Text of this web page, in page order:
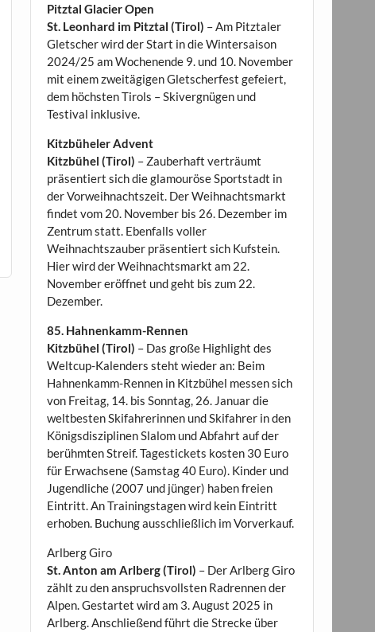
Pitztal Glacier Open
St. Leonhard im Pitztal (Tirol) – Am Pitztaler
Gletscher wird der Start in die Wintersaison
2024/25 am Wochenende 9. und 10. November
mit einem zweitägigen Gletscherfest gefeiert,
dem höchsten Tirols – Skivergnügen und
Testival inklusive.
Kitzbüheler Advent
Kitzbühel (Tirol) – Zauberhaft verträumt
präsentiert sich die glamouröse Sportstadt in
der Vorweihnachtszeit. Der Weihnachtsmarkt
findet vom 20. November bis 26. Dezember im
Zentrum statt. Ebenfalls voller
Weihnachtszauber präsentiert sich Kufstein.
Hier wird der Weihnachtsmarkt am 22.
November eröffnet und geht bis zum 22.
Dezember.
85. Hahnenkamm-Rennen
Kitzbühel (Tirol) – Das große Highlight des
Weltcup-Kalenders steht wieder an: Beim
Hahnenkamm-Rennen in Kitzbühel messen sich
von Freitag, 14. bis Sonntag, 26. Januar die
weltbesten Skifahrerinnen und Skifahrer in den
Königsdisziplinen Slalom und Abfahrt auf der
berühmten Streif. Tagestickets kosten 30 Euro
für Erwachsene (Samstag 40 Euro). Kinder und
Jugendliche (2007 und jünger) haben freien
Eintritt. An Trainingstagen wird kein Eintritt
erhoben. Buchung ausschließlich im Vorverkauf.
Arlberg Giro
St. Anton am Arlberg (Tirol) – Der Arlberg Giro
zählt zu den anspruchsvollsten Radrennen der
Alpen. Gestartet wird am 3. August 2025 in
Arlberg. Anschließend führt die Strecke über